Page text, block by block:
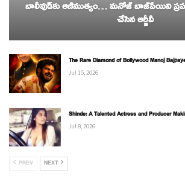
బాలీవుడ్‌కు ఆణిముత్యం… మనోజ్ బాజ్‌పేయిని
చేసిన ఆర్జీవీ
The Rare Diamond of Bollywood Manoj
Jul 15, 2026
Shinde: A Talented Actress and Producer
Jul 8, 2026
PREV NEXT